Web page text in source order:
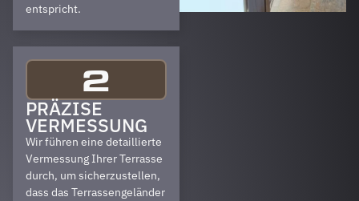
entspricht.
2
PRÄZISE
VERMESSUNG
Wir führen eine detaillierte
Vermessung Ihrer Terrasse
durch, um sicherzustellen,
dass das Terrassengeländer